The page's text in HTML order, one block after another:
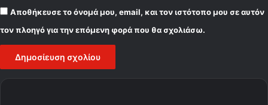
Αποθήκευσε το όνομά μου, email, και τον ιστότοπο μου σε αυτόν
τον πλοηγό για την επόμενη φορά που θα σχολιάσω.